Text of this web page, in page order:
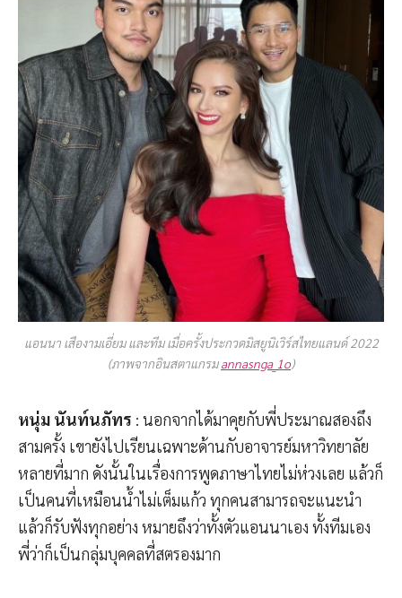
แอนนา เสืองามเอี่ยม และทีม เมื่อครั้งประกวดมิสยูนิเวิร์สไทยแลนด์ 2022
(ภาพจากอินสตาแกรมannasnga_1o)
หนุ่ม นันท์นภัทร : นอกจากได้มาคุยกับพี่ประมาณสองถึง
สามครั้ง เขายังไปเรียนเฉพาะด้านกับอาจารย์มหาวิทยาลัย
หลายที่มาก ดังนั้นในเรื่องการพูดภาษาไทยไม่ห่วงเลย แล้วก็
เป็นคนที่เหมือนน้ำไม่เต็มแก้ว ทุกคนสามารถจะแนะนำ
แล้วก็รับฟังทุกอย่าง หมายถึงว่าทั้งตัวแอนนาเอง ทั้งทีมเอง
พี่ว่าก็เป็นกลุ่มบุคคลที่สตรองมาก